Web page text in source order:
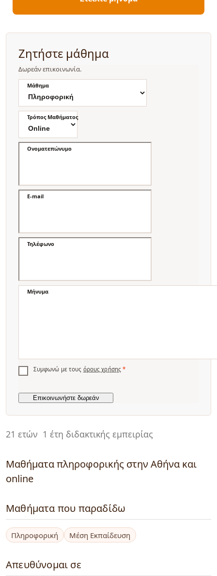
21 ετών 1 έτη διδακτικής εμπειρίας
Μαθήματα πληροφορικής στην Αθήνα και
online
Μαθήματα που παραδίδω
Πληροφορική Μέση Εκπαίδευση
Απευθύνομαι σε
Ζητήστε μάθημα
Δωρεάν επικοινωνία.
Μάθημα
Τρόπος Μαθήματος
Ονοματεπώνυμο
E-mail
Τηλέφωνο
Μήνυμα
Συμφωνώ με τους όρους χρήσης *